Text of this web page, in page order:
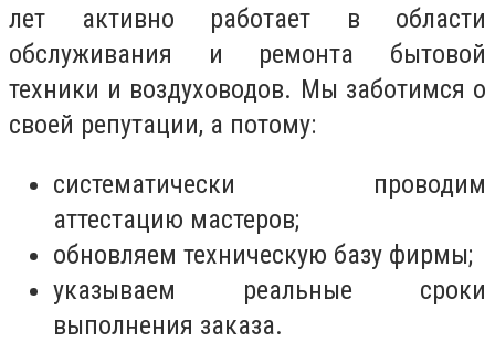
лет активно работает в области
обслуживания и ремонта бытовой
техники и воздуховодов. Мы заботимся о
своей репутации, а потому:
систематически проводим
аттестацию мастеров;
обновляем техническую базу фирмы;
указываем реальные сроки
выполнения заказа.